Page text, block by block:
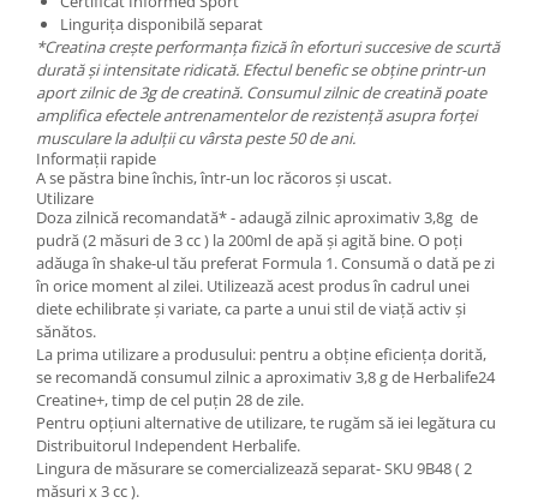
Lingurița disponibilă separat
*Creatina crește performanța fizică în eforturi succesive de scurtă
durată și intensitate ridicată. Efectul benefic se obține printr-un
aport zilnic de 3g de creatină. Consumul zilnic de creatină poate
amplifica efectele antrenamentelor de rezistență asupra forței
musculare la adulții cu vârsta peste 50 de ani.
Informații rapide
A se păstra bine închis, într-un loc răcoros și uscat.
Utilizare
Doza zilnică recomandată* - adaugă zilnic aproximativ 3,8g de
pudră (2 măsuri de 3 cc ) la 200ml de apă și agită bine. O poți
adăuga în shake-ul tău preferat Formula 1. Consumă o dată pe zi
în orice moment al zilei. Utilizează acest produs în cadrul unei
diete echilibrate și variate, ca parte a unui stil de viață activ și
sănătos.
La prima utilizare a produsului: pentru a obține eficiența dorită,
se recomandă consumul zilnic a aproximativ 3,8 g de Herbalife24
Creatine+, timp de cel puțin 28 de zile.
Pentru opțiuni alternative de utilizare, te rugăm să iei legătura cu
Distribuitorul Independent Herbalife.
Lingura de măsurare se comercializează separat- SKU 9B48 ( 2
măsuri x 3 cc ).